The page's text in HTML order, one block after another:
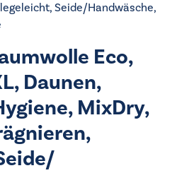
Seide/​Handwäsche,
Eco,
Daunen,
MixDry,